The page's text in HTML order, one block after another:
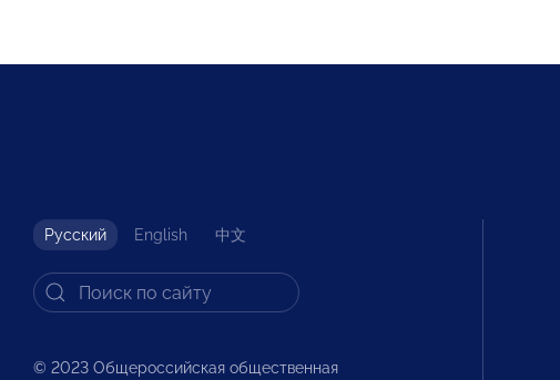
Русский English 中文
© 2023 Общероссийская общественная